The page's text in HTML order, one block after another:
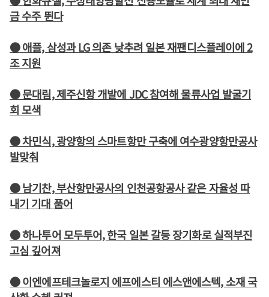
금 수주 뛴다
● 애플, 삼성과 LG 의존 낮추려 일본 재팬디스플레이에 2
조 지원
● 문대림, 제주신항 개발에 JDC 참여해 물류사업 발굴기
회 모색
● 차민식, 광양항의 스마트항만 구축에 여수광양항만공사
발맞춰
● 남기찬, 부산항만공사의 인천공항공사 같은 자율성 따
내기 기대 품어
● 하나투어 모두투어, 한국 일본 갈등 장기화로 실적부진
고심 깊어져
● 이엔에프테크놀로지 에프에스티 에스앤에스텍, 소재 국